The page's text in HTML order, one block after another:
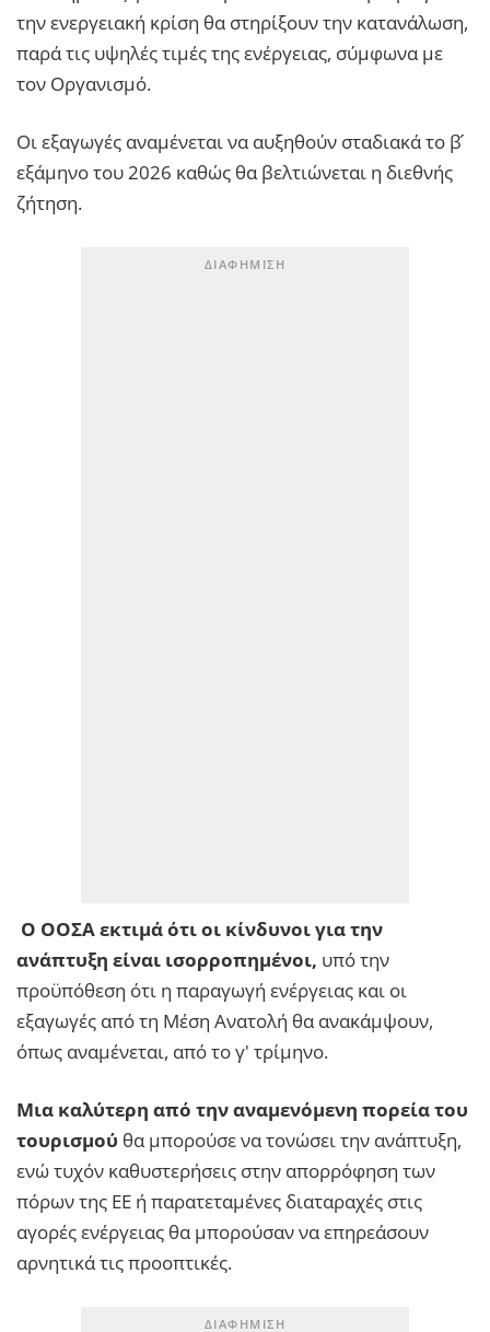
την ενεργειακή κρίση θα στηρίξουν την κατανάλωση,
παρά τις υψηλές τιμές της ενέργειας, σύμφωνα με
τον Οργανισμό.
Οι εξαγωγές αναμένεται να αυξηθούν σταδιακά το β ́
εξάμηνο του 2026 καθώς θα βελτιώνεται η διεθνής
ζήτηση.
Ο ΟΟΣΑ εκτιμά ότι οι κίνδυνοι για την
ανάπτυξη είναι ισορροπημένοι, υπό την
προϋπόθεση ότι η παραγωγή ενέργειας και οι
εξαγωγές από τη Μέση Ανατολή θα ανακάμψουν,
όπως αναμένεται, από το γ' τρίμηνο.
Μια καλύτερη από την αναμενόμενη πορεία του
τουρισμού θα μπορούσε να τονώσει την ανάπτυξη,
ενώ τυχόν καθυστερήσεις στην απορρόφηση των
πόρων της ΕΕ ή παρατεταμένες διαταραχές στις
αγορές ενέργειας θα μπορούσαν να επηρεάσουν
αρνητικά τις προοπτικές.